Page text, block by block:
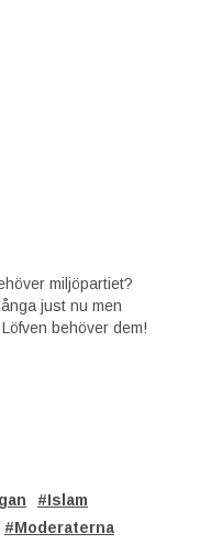
miljöpartiet?
just nu men
behöver dem!
Islam
Moderaterna